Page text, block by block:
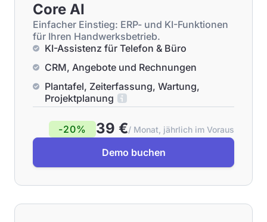
Core AI
Einfacher Einstieg: ERP- und KI-Funktionen
für Ihren Handwerksbetrieb.
KI-Assistenz für Telefon & Büro
CRM, Angebote und Rechnungen
Plantafel, Zeiterfassung, Wartung,
Projektplanung
-20% 39 €/ Monat, jährlich im Voraus
Demo buchen